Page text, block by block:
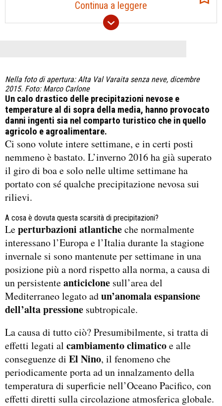
Continua a leggere
Nella foto di apertura: Alta Val Varaita senza neve, dicembre
2015. Foto: Marco Carlone
Un calo drastico delle precipitazioni nevose e
temperature al di sopra della media, hanno provocato
danni ingenti sia nel comparto turistico che in quello
agricolo e agroalimentare.
Ci sono volute intere settimane, e in certi posti
nemmeno è bastato. L’inverno 2016 ha già superato
il giro di boa e solo nelle ultime settimane ha
portato con sé qualche precipitazione nevosa sui
rilievi.
A cosa è dovuta questa scarsità di precipitazioni?
Leperturbazioni atlanticheche normalmente
interessano l’Europa e l’Italia durante la stagione
invernale si sono mantenute per settimane in una
posizione più a nord rispetto alla norma, a causa di
un persistenteanticiclone sull’area del
Mediterraneo legato adun’anomala espansione
dell’alta pressione subtropicale.
La causa di tutto ciò? Presumibilmente, si tratta di
effetti legati al cambiamento climaticoe alle
conseguenze di El Nino, il fenomeno che
periodicamente porta ad un innalzamento della
temperatura di superficie nell’Oceano Pacifico, con
effetti diretti sulla circolazione atmosferica globale.